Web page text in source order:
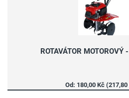
ROTAVÁTOR MOTOROVÝ
Od: 180,00 Kč (217,80